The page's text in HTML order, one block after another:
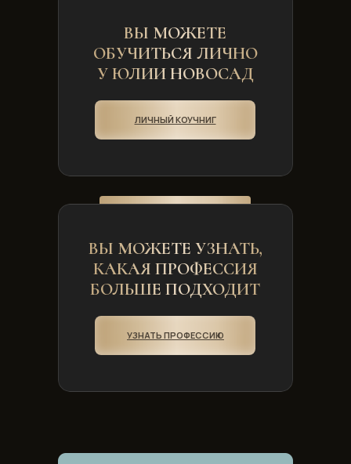
ВЫ МОЖЕТЕ
ОБУЧИТЬСЯ ЛИЧНО
У ЮЛИИ НОВОСАД
ВЫ МОЖЕТЕ УЗНАТЬ,
КАКАЯ ПРОФЕССИЯ
БОЛЬШЕ ПОДХОДИТ
УЗНАТЬ ПРОФЕССИЮ
ЛИЧНЫЙ КОУЧНИГ